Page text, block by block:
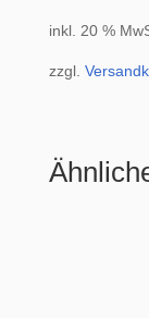
inkl. 20 %
zzgl.